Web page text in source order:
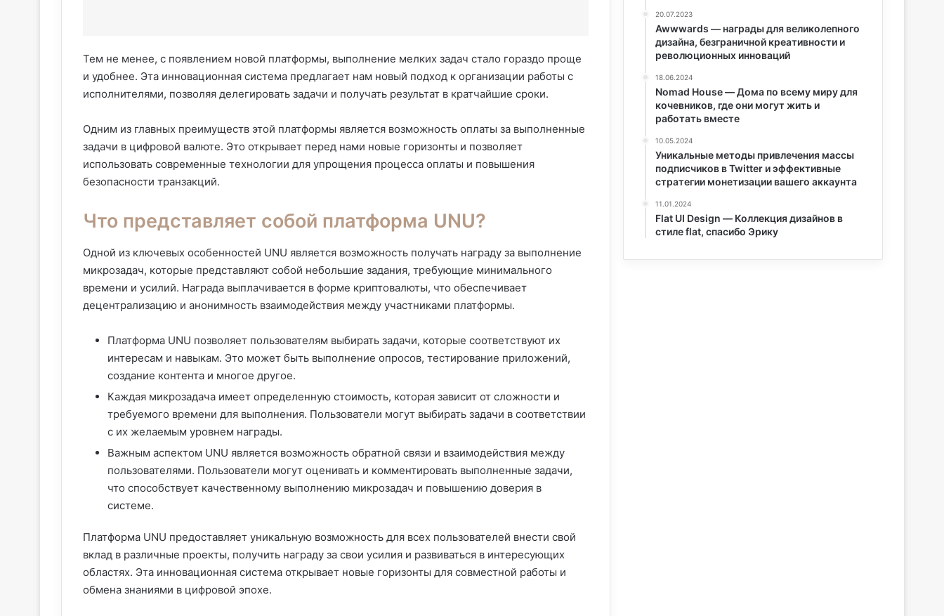
Тем не менее, с появлением новой платформы, выполнение мелких задач стало гораздо проще
и удобнее. Эта инновационная система предлагает нам новый подход к организации работы с
исполнителями, позволяя делегировать задачи и получать результат в кратчайшие сроки.
Одним из главных преимуществ этой платформы является возможность оплаты за выполненные
задачи в цифровой валюте. Это открывает перед нами новые горизонты и позволяет
использовать современные технологии для упрощения процесса оплаты и повышения
безопасности транзакций.
Что представляет собой платформа UNU?
Одной из ключевых особенностей UNU является возможность получать награду за выполнение
микрозадач, которые представляют собой небольшие задания, требующие минимального
времени и усилий. Награда выплачивается в форме криптовалюты, что обеспечивает
децентрализацию и анонимность взаимодействия между участниками платформы.
Платформа UNU позволяет пользователям выбирать задачи, которые соответствуют их
интересам и навыкам. Это может быть выполнение опросов, тестирование приложений,
создание контента и многое другое.
Каждая микрозадача имеет определенную стоимость, которая зависит от сложности и
требуемого времени для выполнения. Пользователи могут выбирать задачи в соответствии
с их желаемым уровнем награды.
Важным аспектом UNU является возможность обратной связи и взаимодействия между
пользователями. Пользователи могут оценивать и комментировать выполненные задачи,
что способствует качественному выполнению микрозадач и повышению доверия в
системе.
Платформа UNU предоставляет уникальную возможность для всех пользователей внести свой
вклад в различные проекты, получить награду за свои усилия и развиваться в интересующих
областях. Эта инновационная система открывает новые горизонты для совместной работы и
обмена знаниями в цифровой эпохе.
20.07.2023
Awwwards — награды для великолепного
дизайна, безграничной креативности и
революционных инноваций
18.06.2024
Nomad House — Дома по всему миру для
кочевников, где они могут жить и
работать вместе
10.05.2024
Уникальные методы привлечения массы
подписчиков в Twitter и эффективные
стратегии монетизации вашего аккаунта
11.01.2024
Flat UI Design — Коллекция дизайнов в
стиле flat, спасибо Эрику